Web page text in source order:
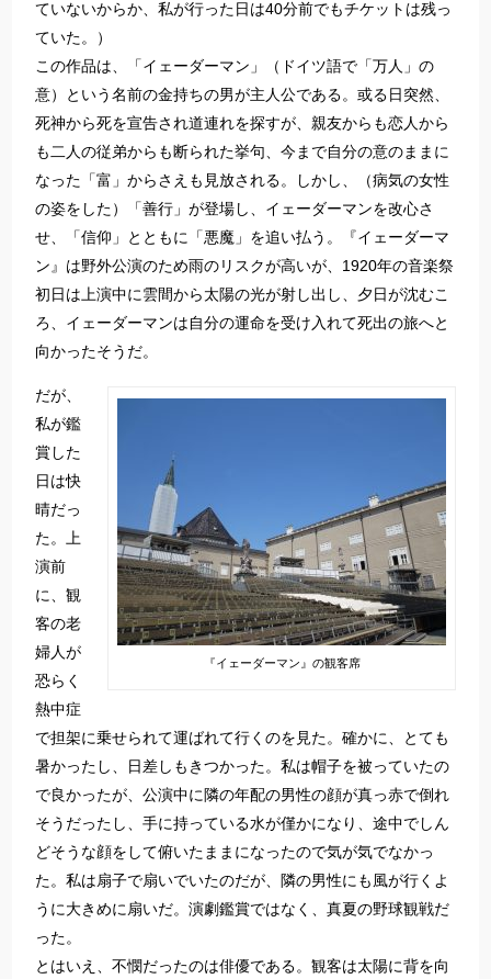
ていないからか、私が行った日は40分前でもチケットは残っ
ていた。）
この作品は、「イェーダーマン」（ドイツ語で「万人」の
意）という名前の金持ちの男が主人公である。或る日突然、
死神から死を宣告され道連れを探すが、親友からも恋人から
も二人の従弟からも断られた挙句、今まで自分の意のままに
なった「富」からさえも見放される。しかし、（病気の女性
の姿をした）「善行」が登場し、イェーダーマンを改心さ
せ、「信仰」とともに「悪魔」を追い払う。『イェーダーマ
ン』は野外公演のため雨のリスクが高いが、1920年の音楽祭
初日は上演中に雲間から太陽の光が射し出し、夕日が沈むこ
ろ、イェーダーマンは自分の運命を受け入れて死出の旅へと
向かったそうだ。
『イェーダーマン』の観客席
だが、
私が鑑
賞した
日は快
晴だっ
た。上
演前
に、観
客の老
婦人が
恐らく
熱中症
で担架に乗せられて運ばれて行くのを見た。確かに、とても
暑かったし、日差しもきつかった。私は帽子を被っていたの
で良かったが、公演中に隣の年配の男性の顔が真っ赤で倒れ
そうだったし、手に持っている水が僅かになり、途中でしん
どそうな顔をして俯いたままになったので気が気でなかっ
た。私は扇子で扇いでいたのだが、隣の男性にも風が行くよ
うに大きめに扇いだ。演劇鑑賞ではなく、真夏の野球観戦だ
った。
とはいえ、不憫だったのは俳優である。観客は太陽に背を向